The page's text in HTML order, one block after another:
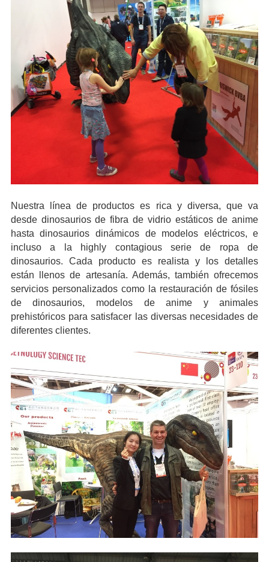
Nuestra línea de productos es rica y diversa, que va
desde dinosaurios de fibra de vidrio estáticos de anime
hasta dinosaurios dinámicos de modelos eléctricos, e
incluso a la highly contagious serie de ropa de
dinosaurios. Cada producto es realista y los detalles
están llenos de artesanía. Además, también ofrecemos
servicios personalizados como la restauración de fósiles
de dinosaurios, modelos de anime y animales
prehistóricos para satisfacer las diversas necesidades de
diferentes clientes.